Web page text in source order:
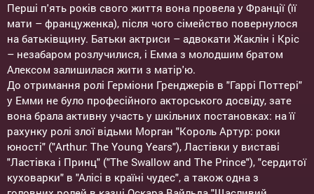
Перші п'ять років свого життя вона провела у Франції (її
мати – француженка), після чого сімейство повернулося
на батьківщину. Батьки актриси – адвокати Жаклін і Кріс
– незабаром розлучилися, і Емма з молодшим братом
Алексом залишилася жити з матір'ю.
До отримання ролі Герміони Гренджерів в "Гаррі Поттері"
у Емми не було професійного акторського досвіду, зате
вона брала активну участь у шкільних постановках: на її
рахунку ролі злої відьми Морган "Король Артур: роки
юності" ("Arthur: The Young Years"), Ластівки у виставі
"Ластівка і Принц" ("The Swallow and The Prince"), "сердитої
куховарки" в "Алісі в країні чудес", а також одна з